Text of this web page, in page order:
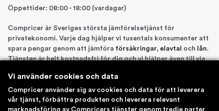
Öppettider: 08:00 - 18:00 (vardagar)
Compricer är Sveriges största jämförelsetjänst för
privatekonomi. Varje dag hjälper vi tusentals konsumenter att
spara pengar genom att jämföra försäkringar, elavtal och lån.
Tjänsten är helt kostnadsfri för dig och vi hjälper även till via
försäkringsdistributör hos Bolagsverket samt står under
Finansinspektionens tillsyn. Åtta gånger har vi blivit utsedda
till en av Sveriges 100 bästa sajter av IDG. Du kan känna dig
Vi använder cookies och data
Compricer använder sig av cookies och data för att leverera
vår tjänst, förbättra produkten och leverera relevant
marknadsföring av Compricers tjänster genom tredje parter